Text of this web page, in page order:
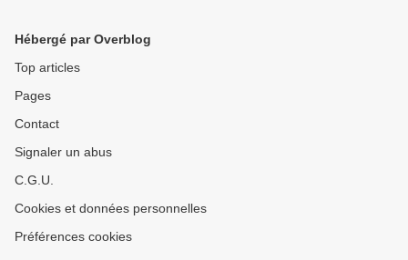
Hébergé par Overblog
Top articles
Pages
Contact
Signaler un abus
C.G.U.
Cookies et données personnelles
Préférences cookies